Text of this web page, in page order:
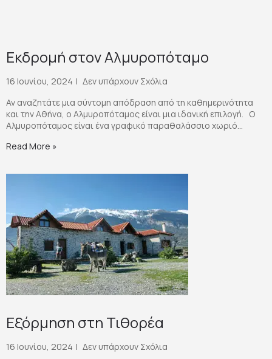
Εκδρομή στον Αλμυροπόταμο
16 Ιουνίου, 2024
Δεν υπάρχουν Σχόλια
Αν αναζητάτε μια σύντομη απόδραση από τη καθημερινότητα
και την Αθήνα, ο Αλμυροπόταμος είναι μια ιδανική επιλογή. Ο
Αλμυροπόταμος είναι ένα γραφικό παραθαλάσσιο χωριό...
Read More »
Εξόρμηση στη Τιθορέα
16 Ιουνίου, 2024
Δεν υπάρχουν Σχόλια